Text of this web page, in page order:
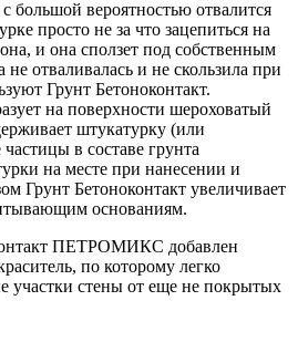
большой вероятностью отвалится
просто не за что зацепиться на
и она сползет под собственным
отваливалась и не скользила при
Грунт Бетоноконтакт.
на поверхности шероховатый
штукатурку (или
в составе грунта
на месте при нанесении и
Грунт Бетоноконтакт увеличивает
основаниям.
ПЕТРОМИКС добавлен
по которому легко
участки стены от еще не покрытых